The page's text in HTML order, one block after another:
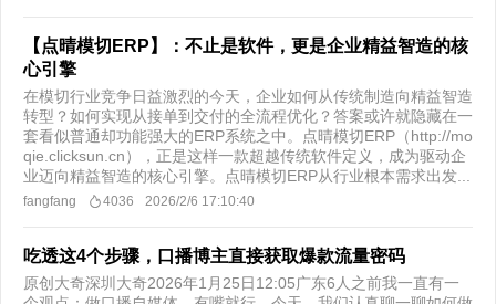
【点晴模切ERP】：不止是软件，更是企业精益智造的核
心引擎
在模切行业竞争日益激烈的今天，企业如何从传统制造向精益智造
转型？如何实现从接单到交付的全流程优化？答案或许就隐藏在一
套看似普通却功能强大的ERP系统之中。点晴模切ERP（http://mo
qie.clicksun.cn），正是这样一款超越传统软件定义，成为驱动企
业迈向精益智造的核心引擎。点晴模切ERP从行业根本需求出发...
fangfang 4036 2026/2/6 17:10:40
吃透这4个步骤，口播博主直接获取爆款流量密码
原创大奇深圳大奇2026年1月25日12:05广东6人之前我一直有一